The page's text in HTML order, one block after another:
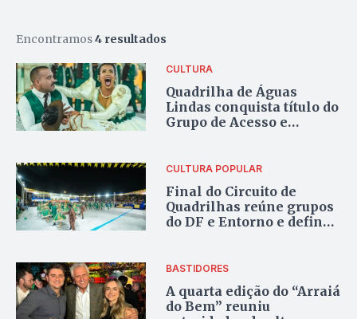
Encontramos4 resultados
CULTURA
Quadrilha de Águas
Lindas conquista título do
Grupo de Acesso e
DF e Entorno
CULTURA POPULAR
Final do Circuito de
Quadrilhas reúne grupos
do DF e Entorno e define
BASTIDORES
A quarta edição do “Arraiá
do Bem” reuniu